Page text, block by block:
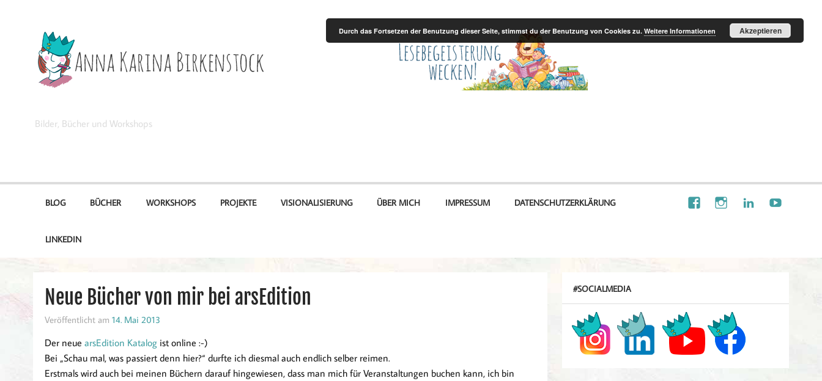
Bilder, Bücher und Workshops
BLOG BÜCHER WORKSHOPS PROJEKTE VISIONALISIERUNG ÜBER MICH IMPRESSUM DATENSCHUTZERKLÄRUNG
LINKEDIN
Neue Bücher von mir bei arsEdition
Veröffentlicht am 14. Mai 2013
Der neue arsEdition Katalogist online :-)
Bei „Schau mal, was passiert denn hier?“ durfte ich diesmal auch endlich selber reimen.
Erstmals wird auch bei meinen Büchern darauf hingewiesen, dass man mich für Veranstaltungen buchen kann, ich bin
#SOCIALMEDIA
Durch das Fortsetzen der Benutzung dieser Seite, stimmst du der Benutzung von Cookies zu. Weitere Informationen Akzeptieren